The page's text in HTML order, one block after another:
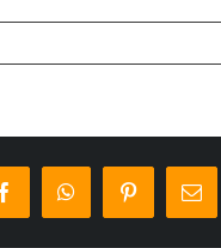
FacebookWhatsAppPinterest
E-
Mail